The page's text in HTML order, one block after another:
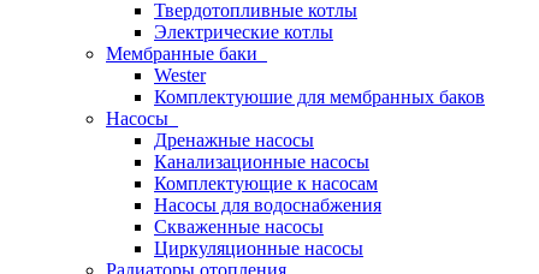
Твердотопливные котлы
Электрические котлы
Мембранные баки
Wester
Комплектуюшие для мембранных баков
Насосы
Дренажные насосы
Канализационные насосы
Комплектующие к насосам
Насосы для водоснабжения
Скваженные насосы
Циркуляционные насосы
Радиаторы отопления